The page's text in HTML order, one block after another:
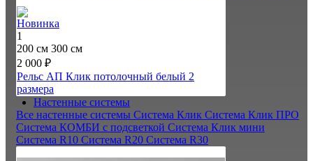
Новинка
1
200 см 300 см
2 000 ₽
Рельс АП Клик потолочный белый 2
размера
Настенные системы
Все настенные системы Система Клик Система Клик ПРО
Система КОМБИ с подсветкой Система Клик мини
Система R10 Система R20 Система R30